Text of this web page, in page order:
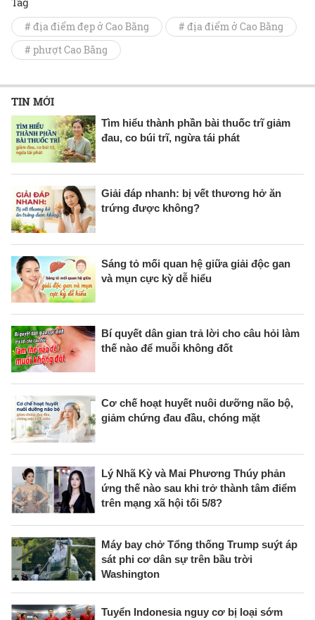
# địa điểm đẹp ở Cao Bằng
# địa điểm ở Cao Bằng
# phượt Cao Bằng
TIN MỚI
Tìm hiểu thành phần bài thuốc trĩ giảm
đau, co búi trĩ, ngừa tái phát
Giải đáp nhanh: bị vết thương hở ăn
trứng được không?
Sáng tỏ mối quan hệ giữa giải độc gan
và mụn cực kỳ dễ hiểu
Bí quyết dân gian trả lời cho câu hỏi làm
thế nào để muỗi không đốt
Cơ chế hoạt huyết nuôi dưỡng não bộ,
giảm chứng đau đầu, chóng mặt
Lý Nhã Kỳ và Mai Phương Thúy phản
ứng thế nào sau khi trở thành tâm điểm
trên mạng xã hội tối 5/8?
Máy bay chở Tổng thống Trump suýt áp
sát phi cơ dân sự trên bầu trời
Washington
Tuyển Indonesia nguy cơ bị loại sớm